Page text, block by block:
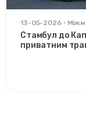
13-05-2026
Стамбул до
приватним